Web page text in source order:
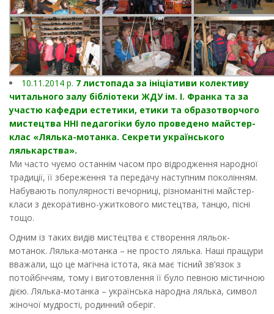
10.11.2014 р. 7 листопада за ініціативи колективу
читального залу бібліотеки ЖДУ ім. І. Франка та за
участю кафедри естетики, етики та образотворчого
мистецтва ННІ педагогіки було проведено майстер-
клас «Лялька-мотанка. Секрети українського
лялькарства».
Ми часто чуємо останнім часом про відродження народної
традиції, її збереження та передачу наступним поколінням.
Набувають популярності вечорниці, різноманітні майстер-
класи з декоративно-ужиткового мистецтва, танцю, пісні
тощо.
Одним із таких видів мистецтва є створення ляльок-
мотанок. Лялька-мотанка – не просто лялька. Наші пращури
вважали, що це магічна істота, яка має тісний зв’язок з
потойбіччям, тому і виготовлення її було певною містичною
дією. Лялька-мотанка – українська народна лялька, символ
жіночої мудрості, родинний оберіг.